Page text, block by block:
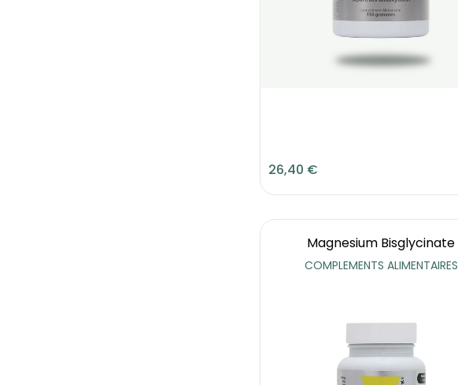
26,40 €
Magnesium Bisglycinate
COMPLEMENTS ALIMENTAIRES